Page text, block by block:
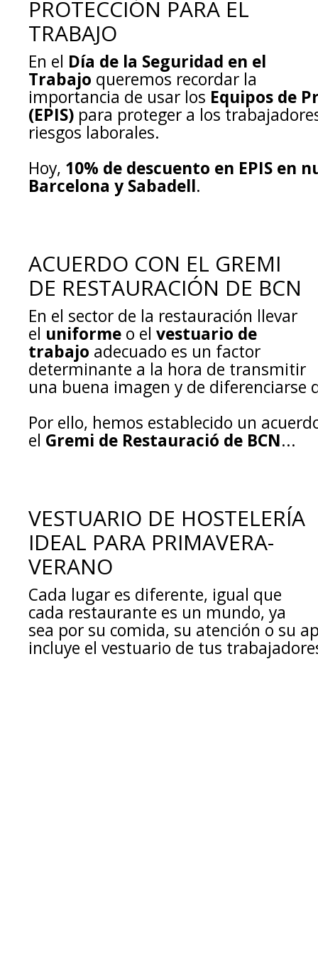
PROTECCIÓN PARA EL
TRABAJO
En el Día de la Seguridad en el
Trabajo queremos recordar la
importancia de usar los Equipos de
(EPIS) para proteger a los
riesgos laborales.
Hoy, 10% de descuento en EPIS en
Barcelona y Sabadell.
ACUERDO CON EL GREMI
DE RESTAURACIÓN DE BCN
En el sector de la restauración llevar
el uniforme o el vestuario de
trabajo adecuado es un factor
determinante a la hora de transmitir
una buena imagen y de diferenciarse
Por ello, hemos establecido un
el Gremi de Restauració de BCN...
VESTUARIO DE HOSTELERÍA
IDEAL PARA PRIMAVERA-
VERANO
Cada lugar es diferente, igual que
cada restaurante es un mundo, ya
sea por su comida, su atención o su
incluye el vestuario de tus